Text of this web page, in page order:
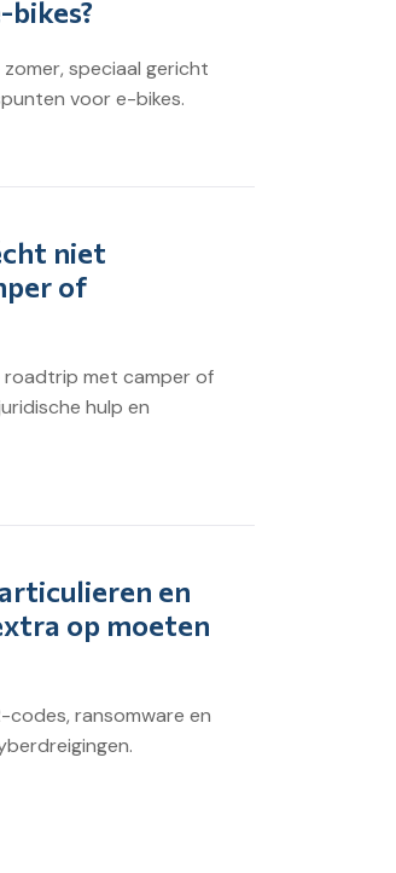
speciaal gericht
voor e-bikes.
niet
of
roadtrip met camper of
hulp en
en
op moeten
codes, ransomware en